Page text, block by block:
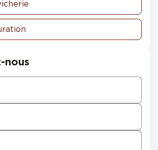
nous